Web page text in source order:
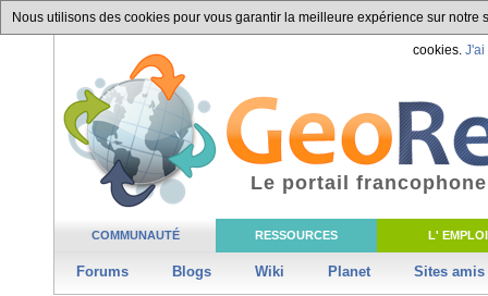
Nous utilisons des cookies pour vous garantir la meilleure expérience sur
cookies. J'ai
COMMUNAUTÉ RESSOURCES L' EMPLOI
Forums Blogs Wiki Planet Sites amis
Le portail